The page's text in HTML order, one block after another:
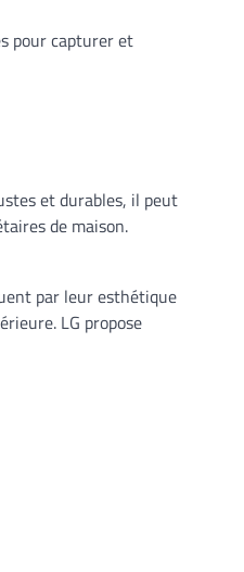
pour capturer et
et durables, il peut
de maison.
par leur esthétique
LG propose